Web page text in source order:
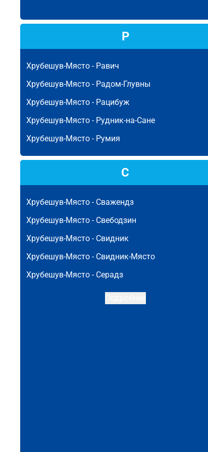
Р
Хрубешув-Място - Равич
Хрубешув-Място - Радом-Глувны
Хрубешув-Място - Рацибуж
Хрубешув-Място - Рудник-на-Сане
Хрубешув-Място - Румия
С
Хрубешув-Място - Сважендз
Хрубешув-Място - Свебодзин
Хрубешув-Място - Свидник
Хрубешув-Място - Свидник-Място
Хрубешув-Място - Серадз